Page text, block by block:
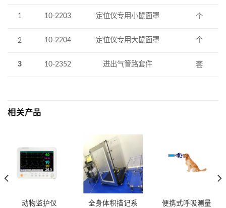
1 10-2203 定位仪专用小鼠面罩 个
2 10-2204 定位仪专用大鼠面罩 个
3 10-2352 进出气管路套件 套
相关产品
动物监护仪
全身体积描记系
便携式呼吸测量